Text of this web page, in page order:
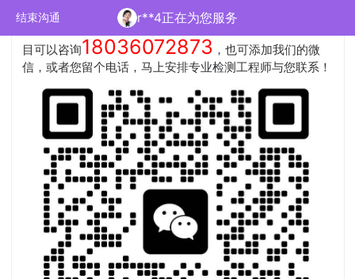
结束沟通 r**4正在为您服务
您好，科睿检测是一家拥有国家CMA和CNAS认可的专业第
，可出具专业权威的第三方检测报告，具体项
目可以咨询18036072873 ，也可添加我们的微
信，或者您留个电话，马上安排专业检测工程师与您联系！